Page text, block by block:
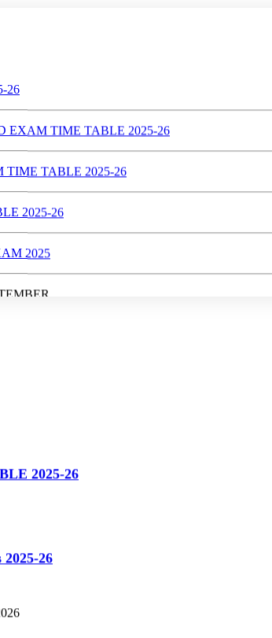
11TH (प्रायोगिक परीक्षा 2023-24 कक्षा 9वीं और
9th and 11th (वार्षिक परीक्षा समय सारणी 2023-24
26